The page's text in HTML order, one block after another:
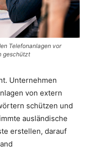
Telefonanlagen vor
geschützt
Unternehmen
von extern
schützen und
ausländische
erstellen, darauf